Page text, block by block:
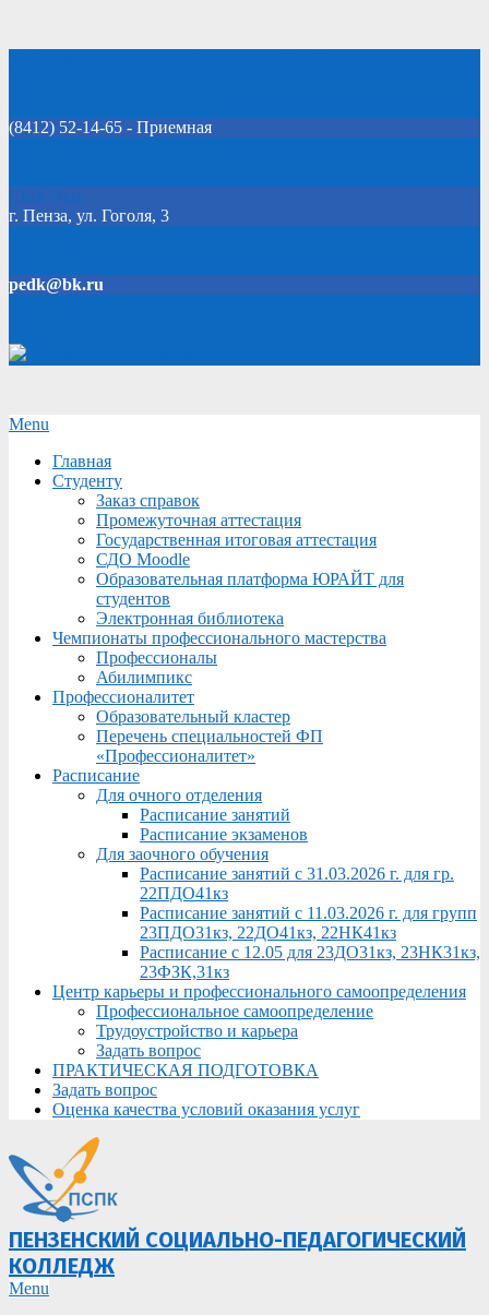
(8412) 52-14-65 - Приемная
Click Here
г. Пенза, ул. Гоголя, 3
pedk@bk.ru
Secondary
Menu
Menu
Главная
Студенту
Заказ справок
Промежуточная аттестация
Государственная итоговая аттестация
СДО Moodle
Образовательная платформа ЮРАЙТ для
студентов
Электронная библиотека
Чемпионаты профессионального мастерства
Профессионалы
Абилимпикс
Профессионалитет
Образовательный кластер
Перечень специальностей ФП
«Профессионалитет»
Расписание
Для очного отделения
Расписание занятий
Расписание экзаменов
Для заочного обучения
Расписание занятий с 31.03.2026 г. для гр.
22ПДО41кз
Расписание занятий с 11.03.2026 г. для групп
23ПДО31кз, 22ДО41кз, 22НК41кз
Расписание с 12.05 для 23ДО31кз, 23НК31кз,
23ФЗК,31кз
Центр карьеры и профессионального самоопределения
Профессиональное самоопределение
Трудоустройство и карьера
Задать вопрос
ПРАКТИЧЕСКАЯ ПОДГОТОВКА
Задать вопрос
Оценка качества условий оказания услуг
ПЕНЗЕНСКИЙ СОЦИАЛЬНО-ПЕДАГОГИЧЕСКИЙ
КОЛЛЕДЖ
Primary
Menu